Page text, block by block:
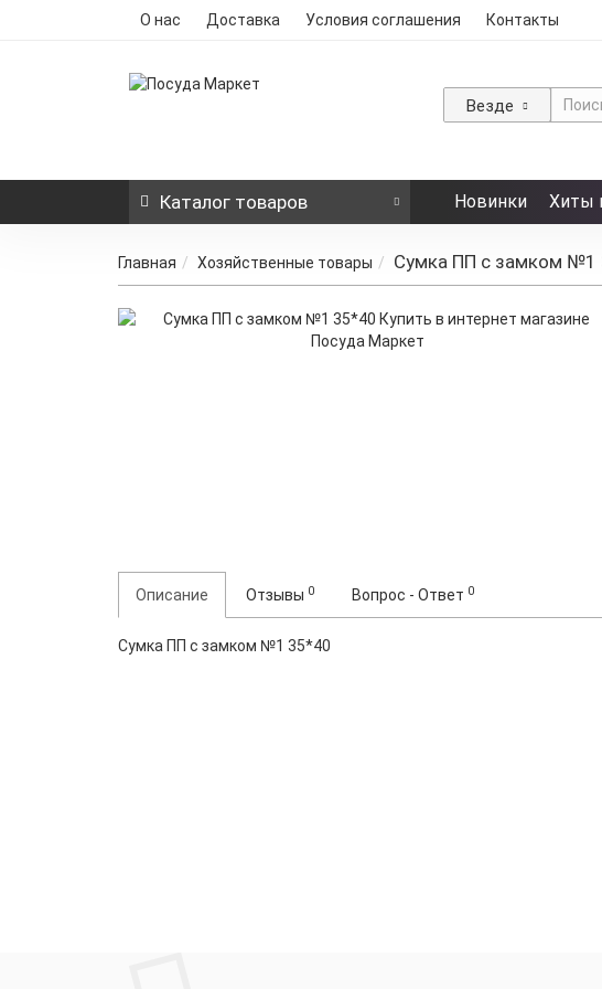
О нас Доставка Условия соглашения Контакты
Везде
Каталог товаров Новинки Хиты
Главная Хозяйственные товары Сумка ПП с замком №1
Описание Отзывы 0 Вопрос - Ответ 0
Сумка ПП с замком №1 35*40